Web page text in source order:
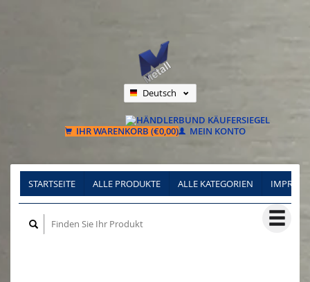
Deutsch
Français
IHR WARENKORB (€0,00) MEIN KONTO
STARTSEITE ALLE PRODUKTE ALLE KATEGORIEN